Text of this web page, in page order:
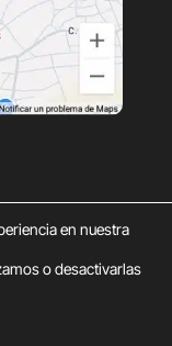
en nuestra
o desactivarlas